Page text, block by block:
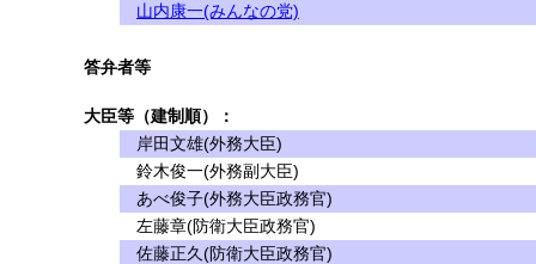
山内康一(みんなの党)
答弁者等
大臣等（建制順）：
岸田文雄(外務大臣)
鈴木俊一(外務副大臣)
あべ俊子(外務大臣政務官)
左藤章(防衛大臣政務官)
佐藤正久(防衛大臣政務官)